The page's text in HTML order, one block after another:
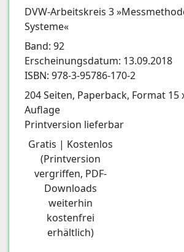
DVW-Arbeitskreis 3
Systeme«
Band: 92
Erscheinungsdatum: 13.09.2018
ISBN: 978-3-95786-170-2
204 Seiten, Paperback, Format 15
Auflage
Printversion lieferbar
Gratis | Kostenlos
(Printversion
vergriffen, PDF-
Downloads
weiterhin
kostenfrei
erhältlich)